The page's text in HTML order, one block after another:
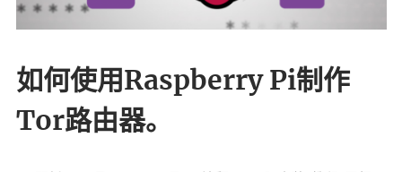
如何使用Raspberry Pi制作
Tor路由器。